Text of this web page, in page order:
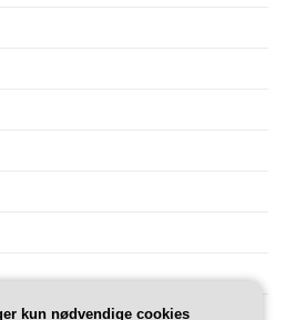
kun nødvendige cookies